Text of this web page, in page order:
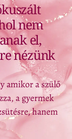
nem
el,
nézünk
amikor a szülő
a gyermek
hanem